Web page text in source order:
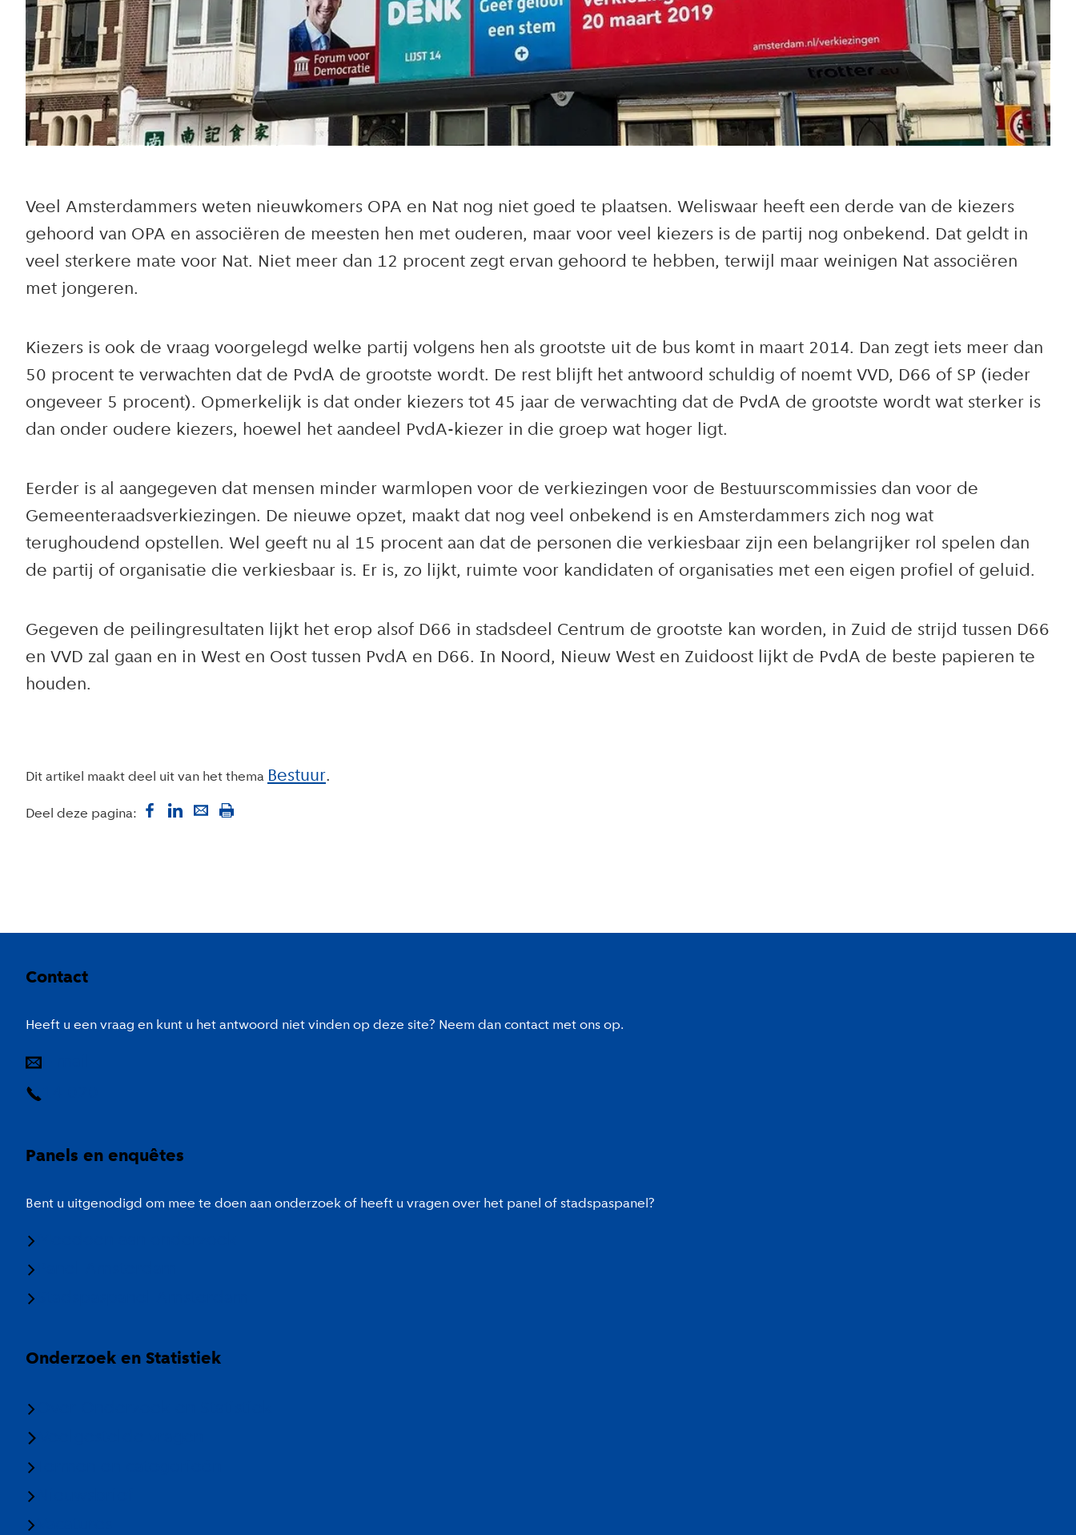
Veel Amsterdammers weten nieuwkomers OPA en Nat nog niet goed te plaatsen. Weliswaar heeft een derde van de kiezers
gehoord van OPA en associëren de meesten hen met ouderen, maar voor veel kiezers is de partij nog onbekend. Dat geldt in
veel sterkere mate voor Nat. Niet meer dan 12 procent zegt ervan gehoord te hebben, terwijl maar weinigen Nat associëren
met jongeren.
Kiezers is ook de vraag voorgelegd welke partij volgens hen als grootste uit de bus komt in maart 2014. Dan zegt iets meer dan
50 procent te verwachten dat de PvdA de grootste wordt. De rest blijft het antwoord schuldig of noemt VVD, D66 of SP (ieder
ongeveer 5 procent). Opmerkelijk is dat onder kiezers tot 45 jaar de verwachting dat de PvdA de grootste wordt wat sterker is
dan onder oudere kiezers, hoewel het aandeel PvdA-kiezer in die groep wat hoger ligt.
Eerder is al aangegeven dat mensen minder warmlopen voor de verkiezingen voor de Bestuurscommissies dan voor de
Gemeenteraadsverkiezingen. De nieuwe opzet, maakt dat nog veel onbekend is en Amsterdammers zich nog wat
terughoudend opstellen. Wel geeft nu al 15 procent aan dat de personen die verkiesbaar zijn een belangrijker rol spelen dan
de partij of organisatie die verkiesbaar is. Er is, zo lijkt, ruimte voor kandidaten of organisaties met een eigen profiel of geluid.
Gegeven de peilingresultaten lijkt het erop alsof D66 in stadsdeel Centrum de grootste kan worden, in Zuid de strijd tussen D66
en VVD zal gaan en in West en Oost tussen PvdA en D66. In Noord, Nieuw West en Zuidoost lijkt de PvdA de beste papieren te
houden.
Dit artikel maakt deel uit van het thema Bestuur
Deel deze pagina:
Contact
Heeft u een vraag en kunt u het antwoord niet vinden op deze site? Neem dan contact met ons op.
Panels en enquêtes
Bent u uitgenodigd om mee te doen aan onderzoek of heeft u vragen over het panel of stadspaspanel?
Onderzoek en Statistiek